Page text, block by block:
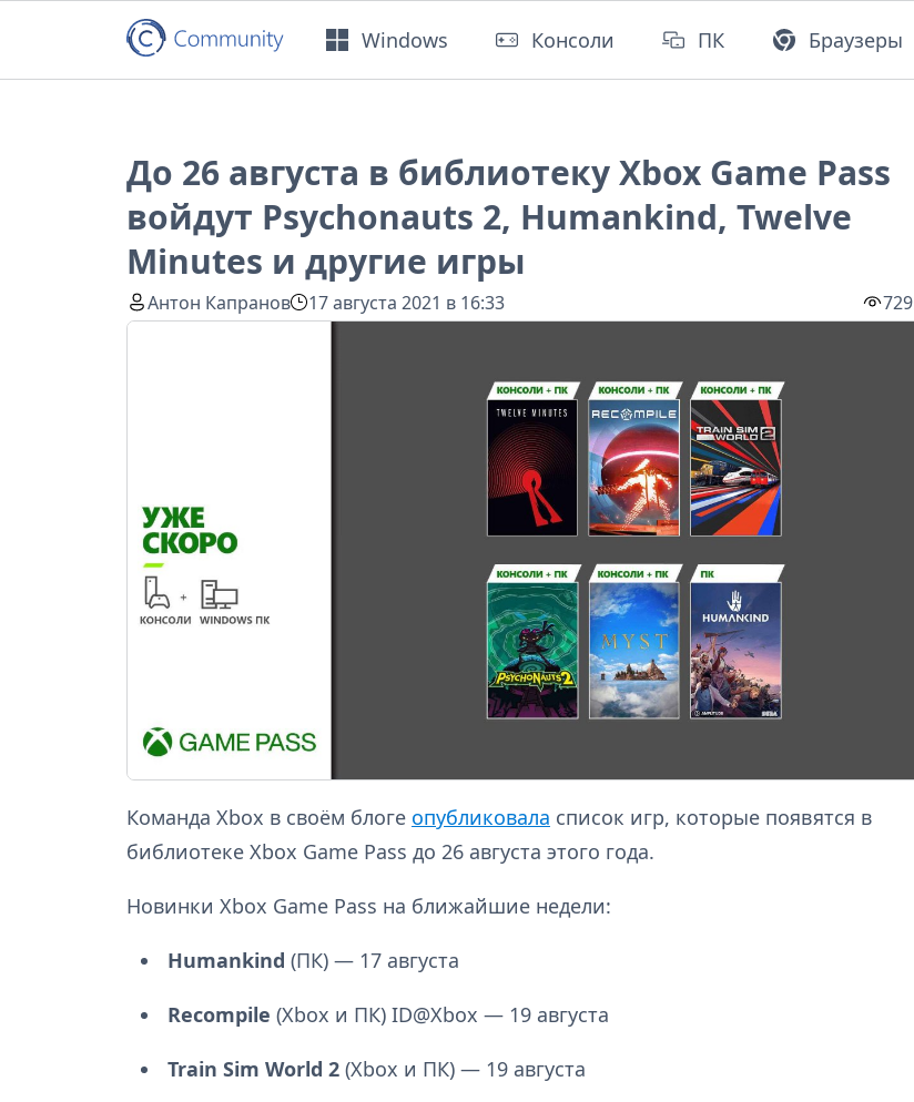
Windows Консоли ПК Браузеры
До 26 августа в библиотеку Xbox Game Pass
войдут Psychonauts 2, Humankind, Twelve
Minutes и другие игры
Антон Капранов 17 августа 2021 в 16:33 729
Команда Xbox в своём блоге опубликовала список игр, которые появятся в
библиотеке Xbox Game Pass до 26 августа этого года.
Новинки Xbox Game Pass на ближайшие недели:
Humankind (ПК) — 17 августа
Recompile (Xbox и ПК) ID@Xbox — 19 августа
Train Sim World 2(Xbox и ПК) — 19 августа